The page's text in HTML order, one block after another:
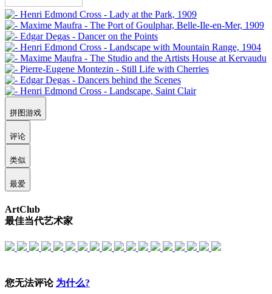
拼图游戏
评论
类似
最爱
ArtClub
最佳当代艺术家
您无法评论 为什么?